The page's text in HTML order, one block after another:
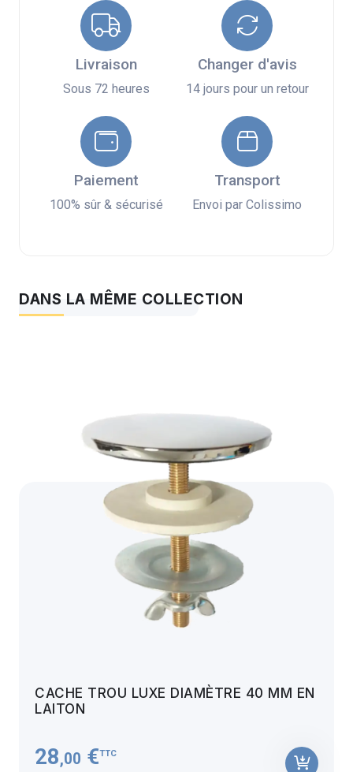
Livraison
Sous 72 heures
Changer d'avis
14 jours pour un retour
Paiement
100% sûr & sécurisé
Transport
Envoi par Colissimo
DANS LA MÊME COLLECTION
CACHE TROU LUXE DIAMÈTRE 40 MM EN
LAITON
28,00 €TTC